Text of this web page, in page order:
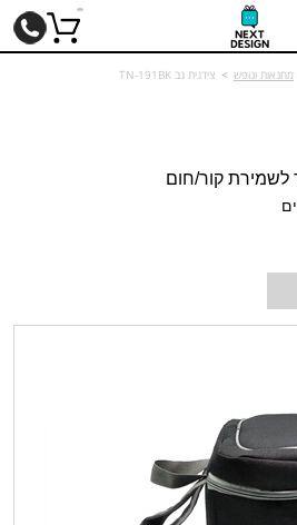
מחנאות ונופש > צידנית גב TN-191BK
לשמירת קור/חום